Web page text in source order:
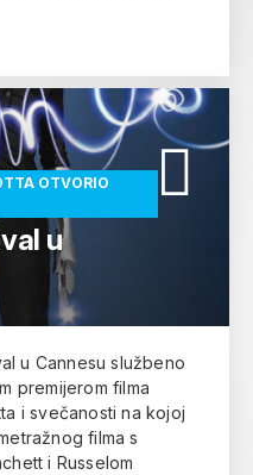
OTVORIO
u
u Cannesu službeno
premijerom filma
i svečanosti na kojoj
filma s
i Russelom